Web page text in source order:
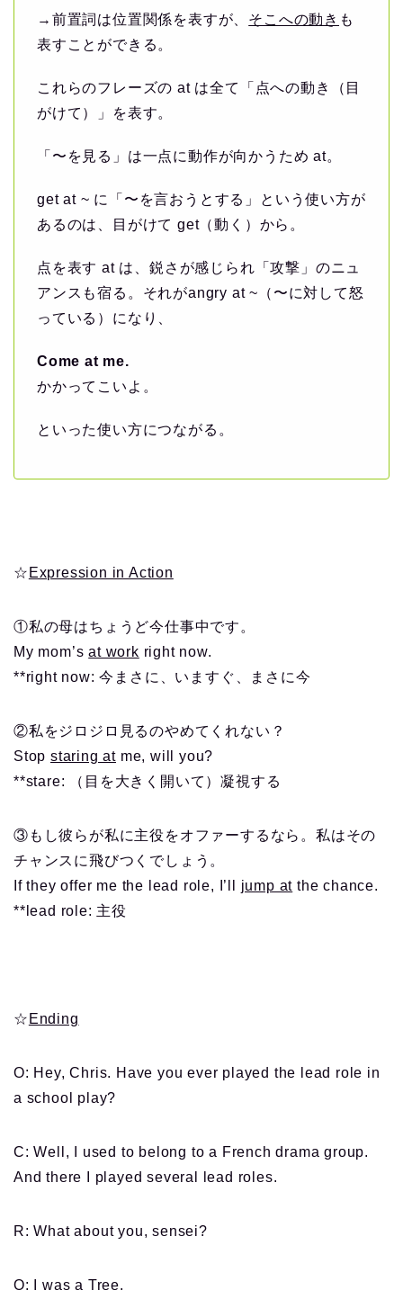
→前置詞は位置関係を表すが、 そこへの動き も
表すことができる。
これらのフレーズの at は全て「点への動き（目
がけて）」を表す。
「〜を見る」は一点に動作が向かうため at。
get at ~ に「〜を言おうとする」という使い方が
あるのは、目がけて get（動く）から。
点を表す at は、鋭さが感じられ「攻撃」のニュ
アンスも宿る。それがangry at ~（〜に対して怒
っている）になり、
Come at me.
かかってこいよ。
といった使い方につながる。
☆ Expression in Action
①私の母はちょうど今仕事中です。
My mom’sat work right now.
**right now: 今まさに、いますぐ、まさに今
②私をジロジロ見るのやめてくれない？
Stop staring at me, will you?
**stare: （目を大きく開いて）凝視する
③もし彼らが私に主役をオファーするなら。私はその
チャンスに飛びつくでしょう。
If they offer me the lead role, I’ll jump at the chance.
**lead role: 主役
☆ Ending
O: Hey, Chris. Have you ever played the lead role in
a school play?
C: Well, I used to belong to a French drama group.
And there I played several lead roles.
R: What about you, sensei?
O: I was a Tree.